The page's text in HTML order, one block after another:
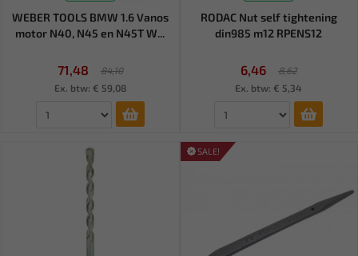
WEBER TOOLS BMW 1.6 Vanos
motor N40, N45 en N45T W...
71,48
84,10
Ex. btw: € 59,08
RODAC Nut self tightening
din985 m12 RPENS12
6,46
8,62
Ex. btw: € 5,34
SALE!